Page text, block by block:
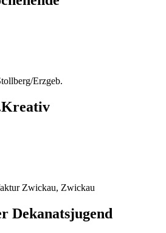
Erzgeb.
Zwickau, Zwickau
Dekanatsjugend